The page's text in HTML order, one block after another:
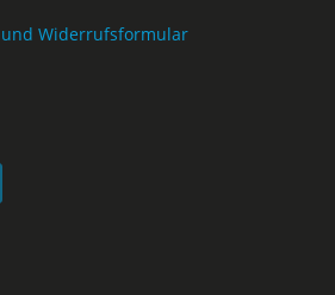
Widerrufsformular